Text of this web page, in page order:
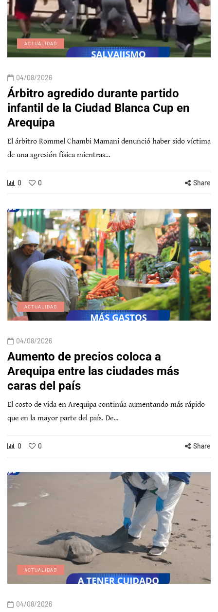
ACTUALIDAD
04/08/2026
Árbitro agredido durante partido
infantil de la Ciudad Blanca Cup en
Arequipa
El árbitro Rommel Chambi Mamani denunció haber sido víctima
de una agresión física mientras…
0 0 Share
ACTUALIDAD
04/08/2026
Aumento de precios coloca a
Arequipa entre las ciudades más
caras del país
El costo de vida en Arequipa continúa aumentando más rápido
que en la mayor parte del país. De…
0 0 Share
ACTUALIDAD
04/08/2026